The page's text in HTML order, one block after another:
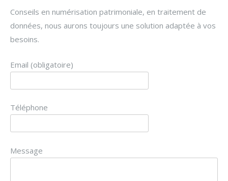
Conseils en numérisation patrimoniale, en traitement de
données, nous aurons toujours une solution adaptée à vos
besoins.
Email (obligatoire)
Téléphone
Message